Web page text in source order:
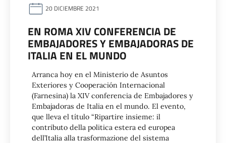
20 DICIEMBRE 2021
EN ROMA XIV CONFERENCIA DE
EMBAJADORES Y EMBAJADORAS DE
ITALIA EN EL MUNDO
Arranca hoy en el Ministerio de Asuntos
Exteriores y Cooperación Internacional
(Farnesina) la XIV conferencia de Embajadores y
Embajadoras de Italia en el mundo. El evento,
que lleva el título “Ripartire insieme: il
contributo della politica estera ed europea
dell’Italia alla trasformazione del sistema